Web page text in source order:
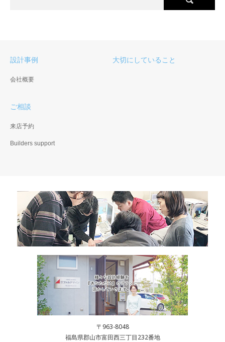
設計事例
会社概要
大切にしていること
ご相談
来店予約
Builders support
〒963-8048
福島県郡山市富田西三丁目232番地